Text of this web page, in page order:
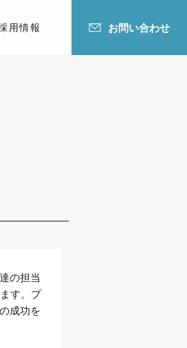
用情報 お問い合わせ
の担当
す。プ
成功を